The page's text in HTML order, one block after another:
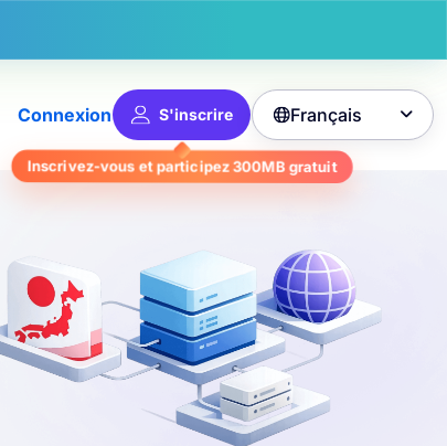
Connexion S'inscrire
Inscrivez-vous et participez300MB gratuit
Français 